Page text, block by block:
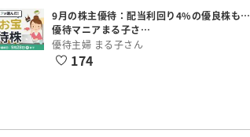
9月の株主優待：配当利回り4%の優良株も…
優待マニアまる子さ…
優待主婦 まる子さん
174